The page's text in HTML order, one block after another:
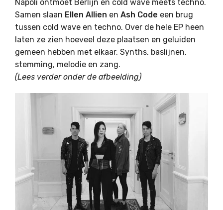
Napoli ontmoet Berlijn en cold wave meets techno.
Samen slaan Ellen Allien en Ash Code een brug
tussen cold wave en techno. Over de hele EP heen
laten ze zien hoeveel deze plaatsen en geluiden
gemeen hebben met elkaar. Synths, baslijnen,
stemming, melodie en zang.
(Lees verder onder de afbeelding)